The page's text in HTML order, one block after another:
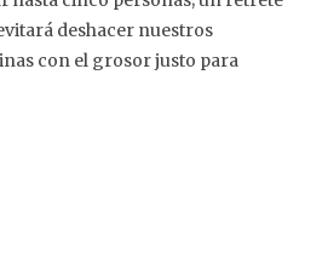
deshacer nuestros
con el grosor justo para